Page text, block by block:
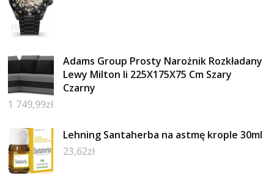
Adams Group Prosty Narożnik Rozkładany
Lewy Milton Ii 225X175X75 Cm Szary
Czarny
1 749,99zł
Lehning Santaherba na astmę krople 30ml
23,62zł